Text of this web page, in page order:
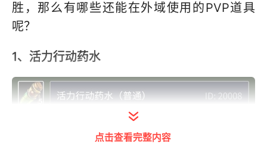
胜，那么有哪些还能在外域使用的PVP道具
呢？
1、活力行动药水
点击查看完整内容